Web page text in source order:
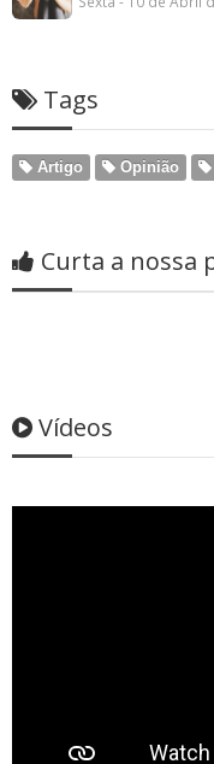
Tags
Artigo Opinião
Curta a nossa
Vídeos